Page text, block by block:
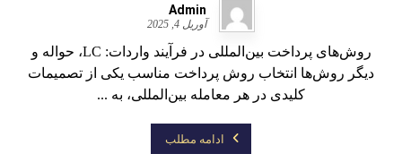
Admin
آوریل 4, 2025
روش‌های پرداخت بین‌المللی در فرآیند واردات: LC، حواله و
دیگر روش‌ها انتخاب روش پرداخت مناسب یکی از تصمیمات
کلیدی در هر معامله بین‌المللی، به ...
ادامه مطلب